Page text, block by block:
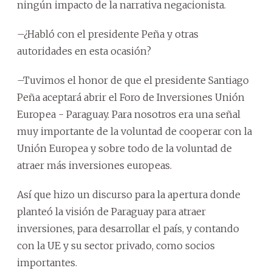
ningún impacto de la narrativa negacionista.
–¿Habló con el presidente Peña y otras
autoridades en esta ocasión?
–Tuvimos el honor de que el presidente Santiago
Peña aceptará abrir el Foro de Inversiones Unión
Europea - Paraguay. Para nosotros era una señal
muy importante de la voluntad de cooperar con la
Unión Europea y sobre todo de la voluntad de
atraer más inversiones europeas.
Así que hizo un discurso para la apertura donde
planteó la visión de Paraguay para atraer
inversiones, para desarrollar el país, y contando
con la UE y su sector privado, como socios
importantes.